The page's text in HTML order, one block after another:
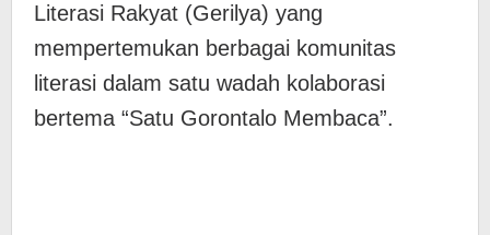
Literasi Rakyat (Gerilya) yang
mempertemukan berbagai komunitas
literasi dalam satu wadah kolaborasi
bertema “Satu Gorontalo Membaca”.